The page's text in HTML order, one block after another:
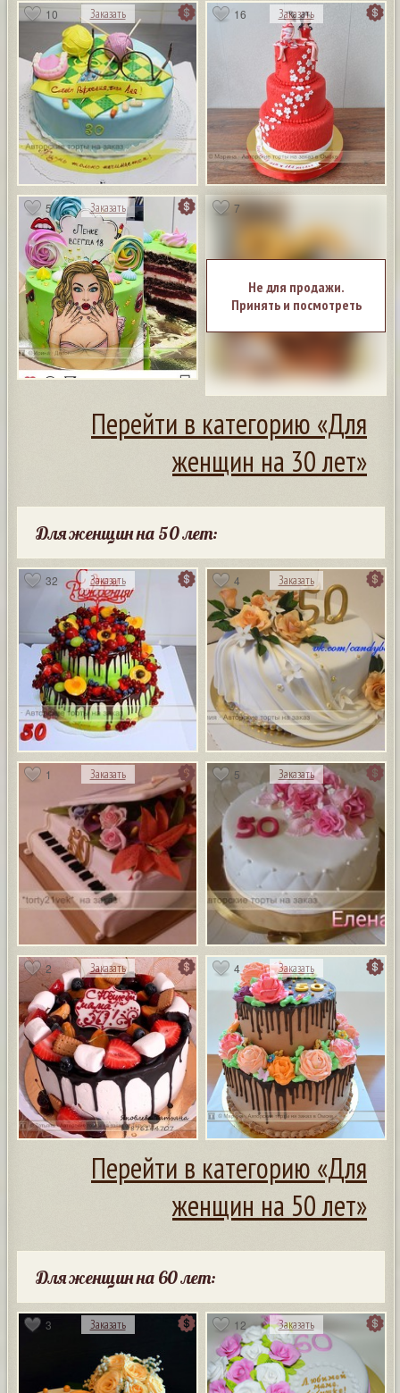
10 Заказать 16 Заказать
5 Заказать 7
Не для продажи.
Принять и посмотреть
Перейти в категорию «Для
женщин на 30 лет»
Для женщин на 50 лет:
32 Заказать 4 Заказать
1 Заказать 5 Заказать
2 Заказать 4 Заказать
Перейти в категорию «Для
женщин на 50 лет»
Для женщин на 60 лет:
3 Заказать 12 Заказать